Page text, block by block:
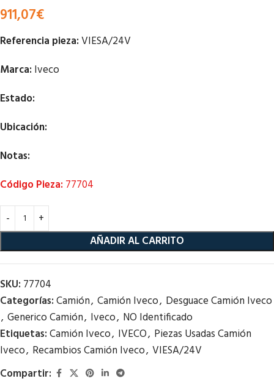
911,07€
Referencia pieza:VIESA/24V
Marca: Iveco
Estado:
Ubicación:
Notas:
Código Pieza: 77704
AÑADIR AL CARRITO
SKU: 77704
Categorías:Camión, Camión Iveco, Desguace Camión Iveco
, Generico Camión, Iveco, NO Identificado
Etiquetas:Camión Iveco, IVECO, Piezas Usadas Camión
Iveco, Recambios Camión Iveco, VIESA/24V
Compartir: